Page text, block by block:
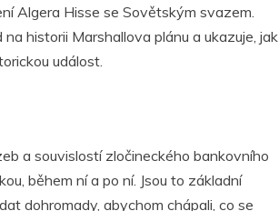
Algera Hisse se Sovětským svazem.
historii Marshallova plánu a ukazuje, jak
událost.
a souvislostí zločineckého bankovního
během ní a po ní. Jsou to základní
dohromady, abychom chápali, co se